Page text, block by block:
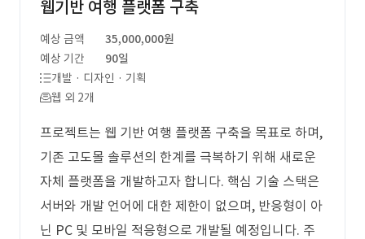
웹기반 여행 플랫폼 구축
예상 금액
35,000,000원
예상 기간
90일
개발 · 디자인 · 기획
웹 외 2개
프로젝트는 웹 기반 여행 플랫폼 구축을 목표로 하며,
기존 고도몰 솔루션의 한계를 극복하기 위해 새로운
자체 플랫폼을 개발하고자 합니다. 핵심 기술 스택은
서버와 개발 언어에 대한 제한이 없으며, 반응형이 아
닌 PC 및 모바일 적응형으로 개발될 예정입니다. 주